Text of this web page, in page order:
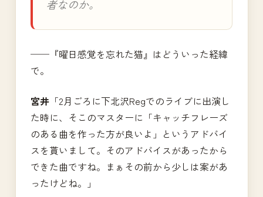
者なのか。
──『曜日感覚を忘れた猫』はどういった経緯
で。
宮井 「2月ごろに下北沢Regでのライブに出演し
た時に、そこのマスターに「キャッチフレーズ
のある曲を作った方が良いよ」というアドバイ
スを貰いまして。そのアドバイスがあったから
できた曲ですね。まぁその前から少しは案があ
ったけどね。」